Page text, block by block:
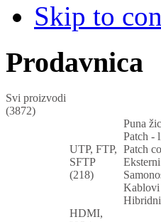
Skip to
Prodavnica
Svi proizvodi
(3872)
UTP, FTP,
SFTP
(218)
Puna
Patch -
Patch
Kablovi
HDMI,